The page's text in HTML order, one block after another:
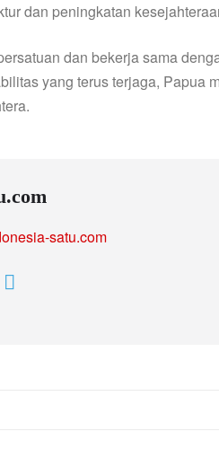
dan peningkatan
dan bekerja sama
yang terus terjaga, Papua
satu.com